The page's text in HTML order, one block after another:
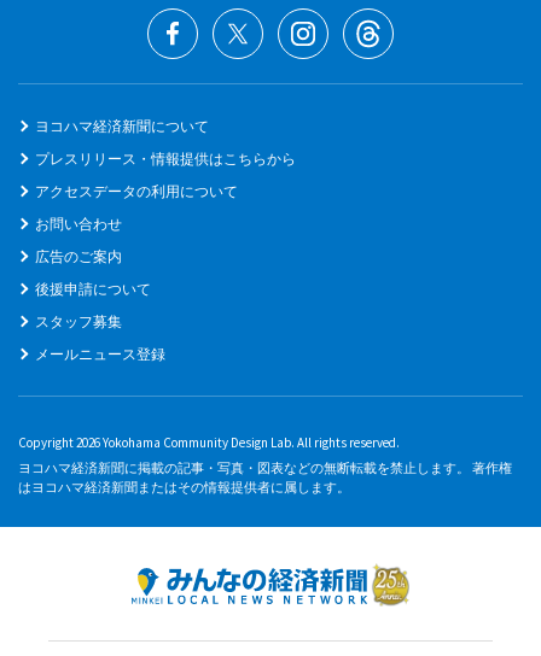
ヨコハマ経済新聞について
プレスリリース・情報提供はこちらから
アクセスデータの利用について
お問い合わせ
広告のご案内
後援申請について
スタッフ募集
メールニュース登録
Copyright 2026 Yokohama Community Design Lab. All rights reserved.
ヨコハマ経済新聞に掲載の記事・写真・図表などの無断転載を禁止します。 著作権
はヨコハマ経済新聞またはその情報提供者に属します。